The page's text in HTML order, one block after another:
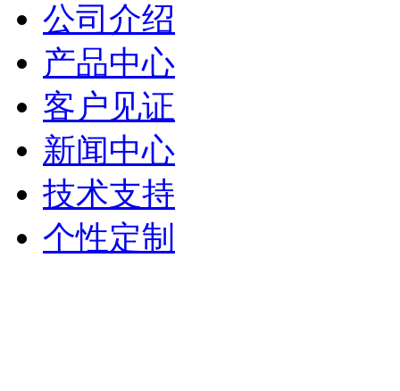
公司介绍
产品中心
客户见证
新闻中心
技术支持
个性定制